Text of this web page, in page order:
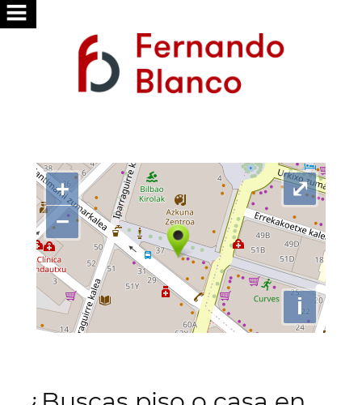
ACCUEIL
RECHERCHONS
VOUS
PUBLIER
VOTRE
MAISON
TRAVAILLER
LINKS
+
−
i
⤢